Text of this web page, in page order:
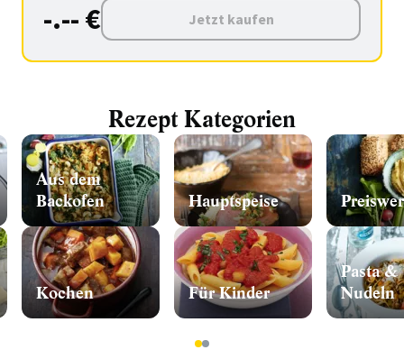
-.-- € Jetzt kaufen
Rezept Kategorien
Aus dem
Backofen
Kochen
Hauptspeise
Für Kinder
Pasta &
Nudeln
12